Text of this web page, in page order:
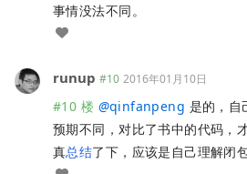
事情没法不同。
runup #10 2016年01月10日
#10 楼 @qinfanpeng 是的，自
预期不同，对比了书中的代码，
真总结了下，应该是自己理解闭